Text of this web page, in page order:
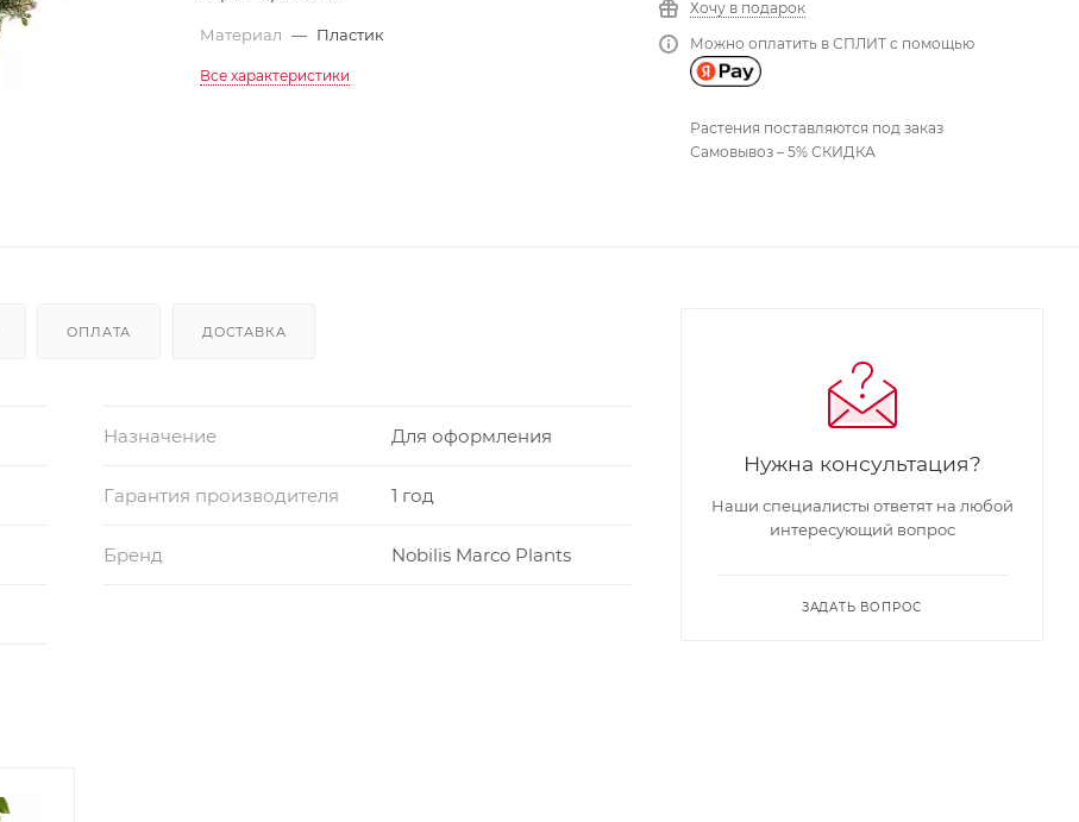
Материал — Пластик
Все характеристики
Хочу в подарок
Можно оплатить в СПЛИТ с помощью
Растения поставляются под заказ
Самовывоз – 5% СКИДКА
ОПЛАТА ДОСТАВКА
Назначение Для оформления
Гарантия производителя 1 год
Бренд Nobilis Marco Plants
Нужна консультация?
Наши специалисты ответят на любой
интересующий вопрос
ЗАДАТЬ ВОПРОС